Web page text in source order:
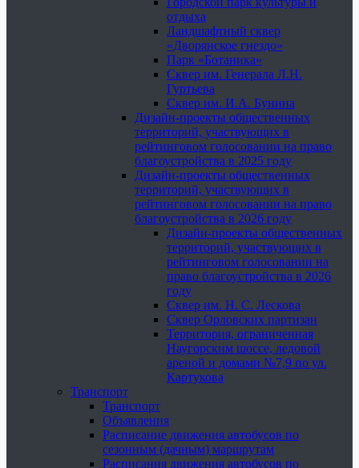
отдыха
Ландшафтный сквер
«Дворянское гнездо»
Парк «Ботаника»
Сквер им. Генерала Л.Н.
Гуртьева
Сквер им. И.А. Бунина
Дизайн-проекты общественных
территорий, участвующих в
рейтинговом голосовании на право
благоустройства в 2025 году
Дизайн-проекты общественных
территорий, участвующих в
рейтинговом голосовании на право
благоустройства в 2026 году
Дизайн-проекты общественных
территорий, участвующих в
рейтинговом голосовании на
право благоустройства в 2026
году
Сквер им. Н. С. Лескова
Сквер Орловских партизан
Территория, ограниченная
Наугорским шоссе, ледовой
ареной и домами №7,9 по ул.
Картукова
Транспорт
Транспорт
Объявления
Расписание движения автобусов по
сезонным (дачным) маршрутам
Расписания движения автобусов по